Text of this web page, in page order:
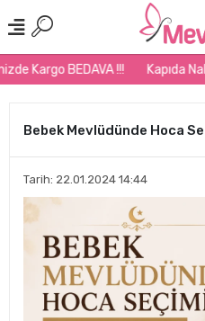
Kargo BEDAVA !!! Kapıda
Bebek Mevlüdünde Hoca
Tarih: 22.01.2024 14:44